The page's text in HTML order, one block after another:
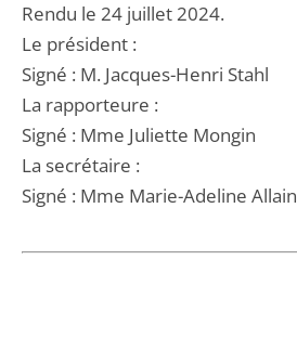
Rendu le 24 juillet 2024.
Le président :
Signé : M. Jacques-Henri Stahl
La rapporteure :
Signé : Mme Juliette Mongin
La secrétaire :
Signé : Mme Marie-Adeline Allain